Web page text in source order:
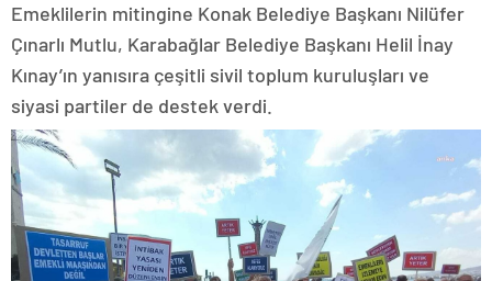
Emeklilerin mitingine Konak Belediye Başkanı Nilüfer
Çınarlı Mutlu, Karabağlar Belediye Başkanı Helil İnay
Kınay’ın yanısıra çeşitli sivil toplum kuruluşları ve
siyasi partiler de destek verdi.